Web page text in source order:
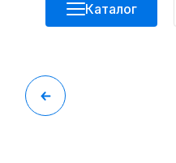
Каталог